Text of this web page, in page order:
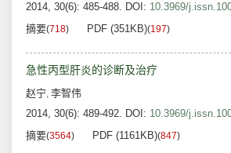
2014, 30(6): 485-488. DOI: 10.3969/
摘要(718) PDF (351KB)(197)
急性丙型肝炎的诊断及治疗
赵宁, 李智伟
2014, 30(6): 489-492. DOI: 10.3969/
摘要(3564) PDF (1161KB)(847)